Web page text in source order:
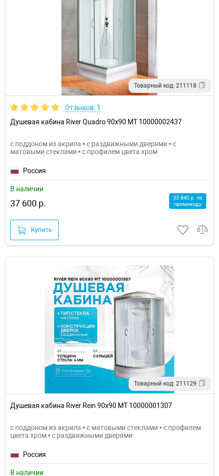
Товарный код: 211118
Отзывов: 1
Душевая кабина River Quadro 90x90 МТ 10000002437
с поддоном из акрила • с раздвижными дверями • с
матовыми стеклами • с профилем цвета хром
Россия
В наличии
37 600 р.
33 840 р. по
промокоду
Купить
Товарный код: 211129
Душевая кабина River Rein 90x90 МТ 10000001307
с поддоном из акрила • с матовыми стеклами • с профилем
цвета хром • с раздвижными дверями
Россия
В наличии